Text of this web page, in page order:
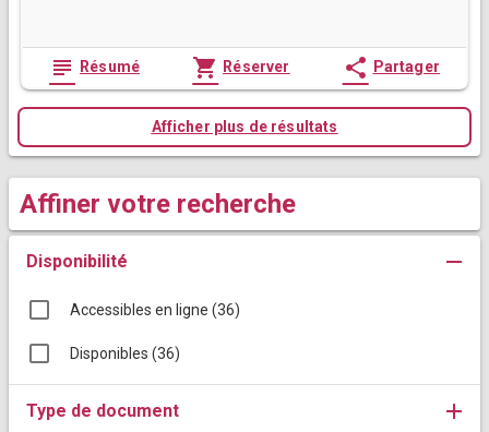
subject Résumé shopping_cart Réserver share Partager
Afficher plus de résultats
Affiner votre recherche
Disponibilité remove
Fermer les filtres Disponibilité
Accessibles en ligne (36)
Disponibles (36)
Type de document add
Ouvrir les filtres Type de document